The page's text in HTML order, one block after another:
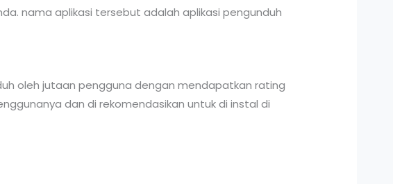
nama aplikasi tersebut adalah aplikasi pengunduh
oleh jutaan pengguna dengan mendapatkan rating
dan di rekomendasikan untuk di instal di